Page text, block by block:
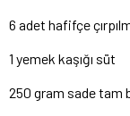
6 adet hafifçe
1 yemek kaşığı süt
250 gram sade tam